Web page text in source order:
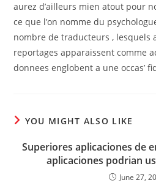
aurez d’ailleurs mien atout pour
ce que l’on nomme du
nombre de traducteurs , lesquels
reportages apparaissent comme
donnees englobent a une occas’
YOU MIGHT ALSO LIKE
Superiores aplicaciones de
aplicaciones podrian
June 27,